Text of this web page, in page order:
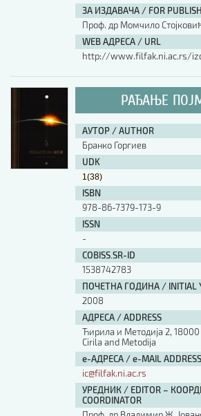
ЗА ИЗДАВАЧА / FOR
Проф. др Момчило
WEB АДРЕСА / URL
http://www.filfak.ni.ac.rs/
РАЂАЊЕ
АУТОР / AUTHOR
Бранко Горгиев
UDK
1(38)
ISBN
978-86-7379-173-9
ISSN
-
COBISS.SR-ID
1538742783
ПОЧЕТНА ГОДИНА / INITIAL
2008
АДРЕСА / ADDRESS
Ћирила и Методија 2,
Cirila and Metodija
е-АДРЕСА / e-MAIL ADDRESS
ic@filfak.ni.ac.rs
УРЕДНИК / EDITOR –
COORDINATOR